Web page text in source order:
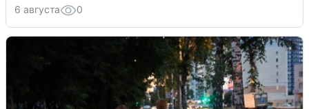
6 августа 0